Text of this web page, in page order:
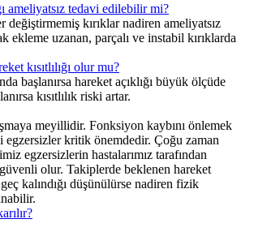
ameliyatsız tedavi edilebilir mi?
değiştirmemiş kırıklar nadiren ameliyatsız
ekleme uzanan, parçalı ve instabil kırıklarda
kısıtlılığı olur mu?
başlanırsa hareket açıklığı büyük ölçüde
kısıtlılık riski artar.
meyillidir. Fonksiyon kaybını önlemek
egzersizler kritik önemdedir. Çoğu zaman
egzersizlerin hastalarımız tarafından
olur. Takiplerde beklenen hareket
geç kalındığı düşünülürse nadiren fizik